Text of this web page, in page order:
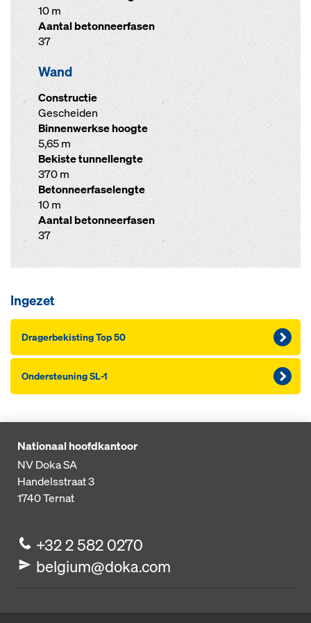
10 m
Aantal betonneerfasen
37
Wand
Constructie
Gescheiden
Binnenwerkse hoogte
5,65 m
Bekiste tunnellengte
370 m
Betonneerfaselengte
10 m
Aantal betonneerfasen
37
Ingezet
Dragerbekisting Top 50
Ondersteuning SL-1
Nationaal hoofdkantoor
NV Doka SA
Handelsstraat 3
1740Ternat
+32 2 582 0270
belgium@doka.com